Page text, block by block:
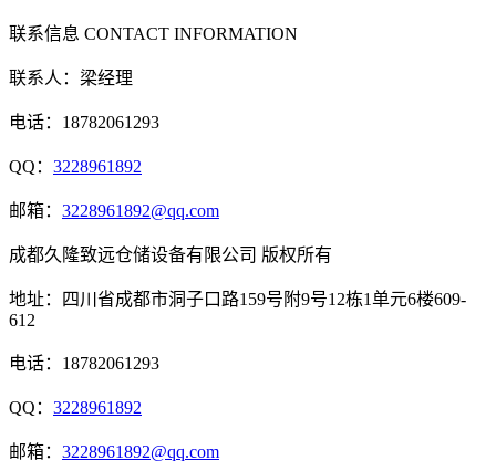
联系信息 CONTACT INFORMATION
联系人：梁经理
电话：18782061293
QQ： 3228961892
邮箱： 3228961892@qq.com
成都久隆致远仓储设备有限公司 版权所有
地址：四川省成都市洞子口路159号附9号12栋1单元6楼609-
612
电话：18782061293
QQ： 3228961892
邮箱： 3228961892@qq.com